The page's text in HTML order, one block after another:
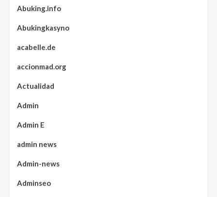
Abuking.info
Abukingkasyno
acabelle.de
accionmad.org
Actualidad
Admin
Admin E
admin news
Admin-news
Adminseo